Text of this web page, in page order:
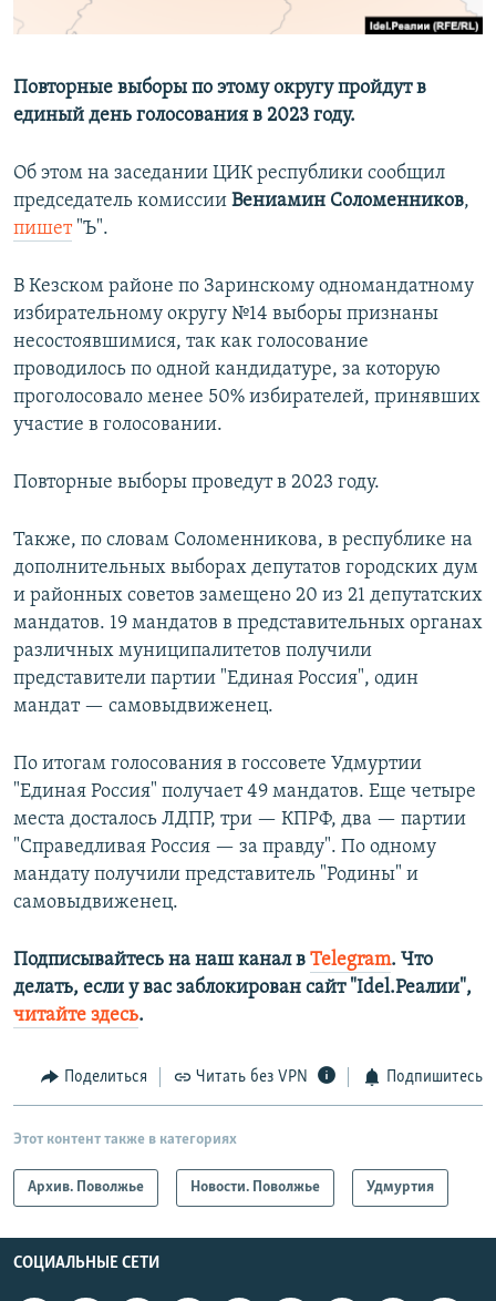
Все сайты РСЕ/РС
Повторные выборы по этому округу пройдут в
единый день голосования в 2023 году.
Об этом на заседании ЦИК республики сообщил
председатель комиссии Вениамин Соломенников,
пишет"Ъ".
В Кезском районе по Заринскому одномандатному
избирательному округу №14 выборы признаны
несостоявшимися, так как голосование
проводилось по одной кандидатуре, за которую
проголосовало менее 50% избирателей, принявших
участие в голосовании.
Повторные выборы проведут в 2023 году.
Также, по словам Соломенникова, в республике на
дополнительных выборах депутатов городских дум
и районных советов замещено 20 из 21 депутатских
мандатов. 19 мандатов в представительных органах
различных муниципалитетов получили
представители партии "Единая Россия", один
мандат — самовыдвиженец.
По итогам голосования в госсовете Удмуртии
"Единая Россия" получает 49 мандатов. Еще четыре
места досталось ЛДПР, три — КПРФ, два — партии
"Справедливая Россия — за правду". По одному
мандату получили представитель "Родины" и
самовыдвиженец.
Подписывайтесь на наш канал в Telegram. Что
делать, если у вас заблокирован сайт "Idel.Реалии",
читайте здесь.
Поделиться Читать без VPN Подпишитесь
Этот контент также в категориях
Архив. Поволжье Новости. Поволжье Удмуртия
СОЦИАЛЬНЫЕ СЕТИ